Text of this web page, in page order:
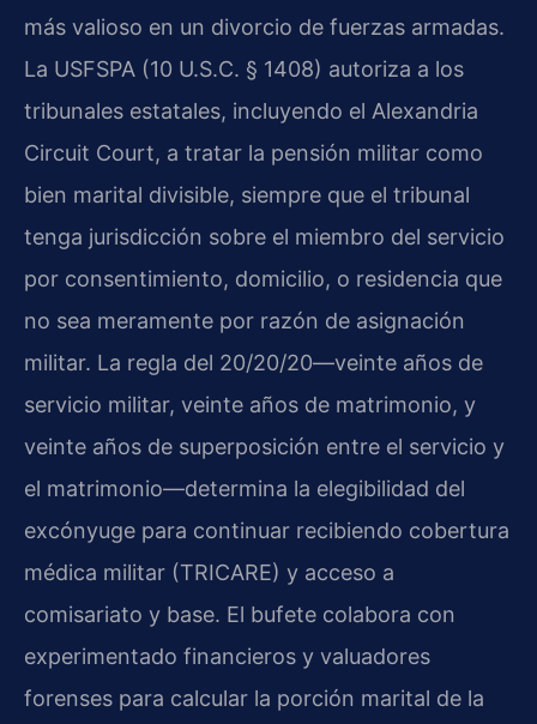
más valioso en un divorcio de fuerzas armadas.
La USFSPA (10 U.S.C. § 1408) autoriza a los
tribunales estatales, incluyendo el Alexandria
Circuit Court, a tratar la pensión militar como
bien marital divisible, siempre que el tribunal
tenga jurisdicción sobre el miembro del servicio
por consentimiento, domicilio, o residencia que
no sea meramente por razón de asignación
militar. La regla del 20/20/20—veinte años de
servicio militar, veinte años de matrimonio, y
veinte años de superposición entre el servicio y
el matrimonio—determina la elegibilidad del
excónyuge para continuar recibiendo cobertura
médica militar (TRICARE) y acceso a
comisariato y base. El bufete colabora con
experimentado financieros y valuadores
forenses para calcular la porción marital de la